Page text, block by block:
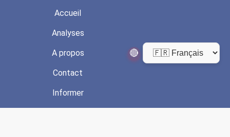
Accueil
Analyses
A propos
Contact
Informer
🔴